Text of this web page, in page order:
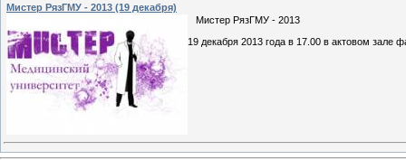
Мистер РязГМУ - 2013 (19 декабря)
Мистер РязГМУ - 2013
19 декабря 2013 года в 17.00 в актовом зале